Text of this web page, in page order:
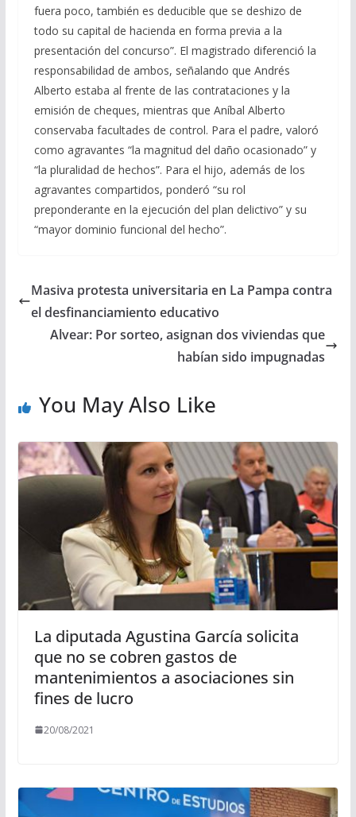
fuera poco, también es deducible que se deshizo de
todo su capital de hacienda en forma previa a la
presentación del concurso”. El magistrado diferenció la
responsabilidad de ambos, señalando que Andrés
Alberto estaba al frente de las contrataciones y la
emisión de cheques, mientras que Aníbal Alberto
conservaba facultades de control. Para el padre, valoró
como agravantes “la magnitud del daño ocasionado” y
“la pluralidad de hechos”. Para el hijo, además de los
agravantes compartidos, ponderó “su rol
preponderante en la ejecución del plan delictivo” y su
“mayor dominio funcional del hecho”.
Masiva protesta universitaria en La Pampa contra
el desfinanciamiento educativo
Alvear: Por sorteo, asignan dos viviendas que
habían sido impugnadas
You May Also Like
La diputada Agustina García solicita
que no se cobren gastos de
mantenimientos a asociaciones sin
fines de lucro
20/08/2021